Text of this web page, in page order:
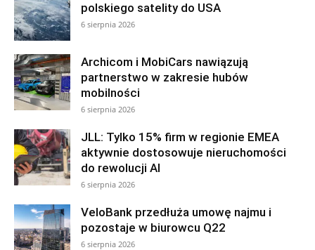
polskiego satelity do USA
6 sierpnia 2026
Archicom i MobiCars nawiązują
partnerstwo w zakresie hubów
mobilności
6 sierpnia 2026
JLL: Tylko 15% firm w regionie EMEA
aktywnie dostosowuje nieruchomości
do rewolucji AI
6 sierpnia 2026
VeloBank przedłuża umowę najmu i
pozostaje w biurowcu Q22
6 sierpnia 2026